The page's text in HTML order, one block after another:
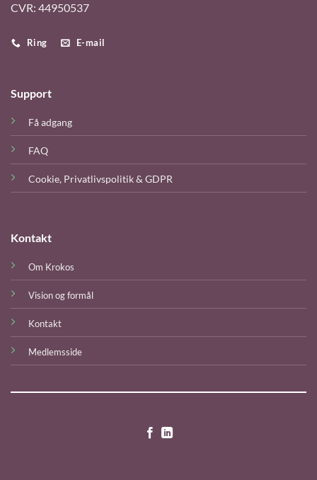
CVR: 44950537
Ring E-mail
Support
Få adgang
FAQ
Cookie, Privatlivspolitik‎ & GDPR
Kontakt
Om Krokos
Vision og formål
Kontakt
Medlemsside